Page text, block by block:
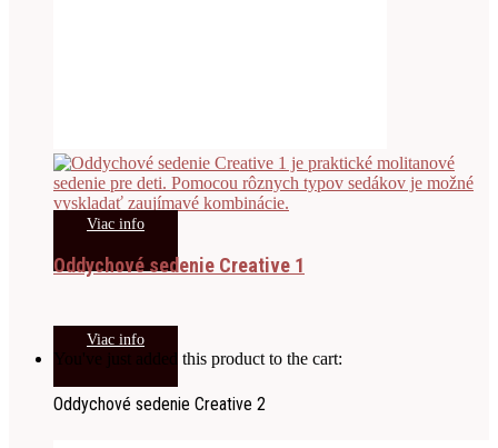
Viac info
Oddychové sedenie Creative 1
Viac info
You've just added this product to the cart:
Oddychové sedenie Creative 2